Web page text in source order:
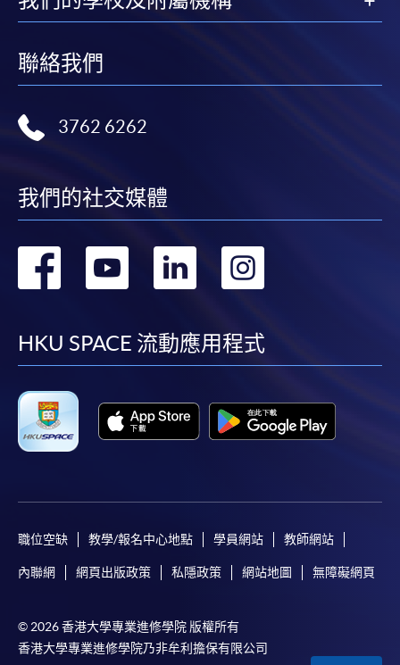
聯絡我們
3762 6262
我們的社交媒體
轉
facebook
轉
youtube
轉
linkedin
HKU SPACE 流動應用程式
職位空缺 教學/報名中心地點 學員網站 教師網站
內聯網 網頁出版政策 私隱政策 網站地圖 無障礙網頁
© 2026 香港大學專業進修學院 版權所有
香港大學專業進修學院乃非牟利擔保有限公司